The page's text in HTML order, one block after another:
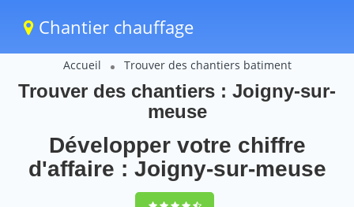
Chantier chauffage
Accueil Trouver des chantiers batiment
Trouver des chantiers : Joigny-sur-
meuse
Développer votre chiffre
d'affaire : Joigny-sur-meuse